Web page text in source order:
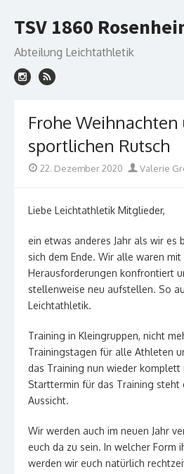
to
TSV 1860
Abteilung Leichtathletik
Frohe Weihnachten
sportlichen Rutsch
Posted
22. Dezember 2020 Author
Valerie
Liebe Leichtathletik Mitglieder,
ein etwas anderes Jahr als wir es
sich dem Ende. Wir alle waren mit
Herausforderungen konfrontiert
stellenweise neu aufstellen. So
Leichtathletik.
Training in Kleingruppen, nicht
Trainingstagen für alle Athleten
das Training nun wieder komplett
Starttermin für das Training steht
Aussicht.
Wir werden auch im neuen Jahr
euch da zu sein. In welcher Form
werden wir euch natürlich